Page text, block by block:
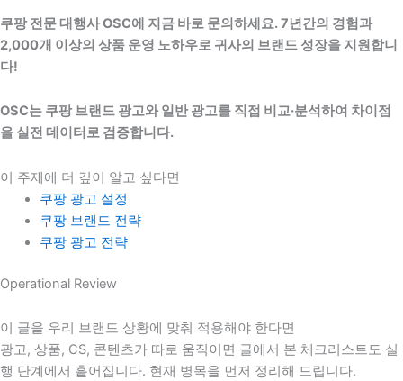
쿠팡 전문 대행사 OSC에 지금 바로 문의하세요. 7년간의 경험과
2,000개 이상의 상품 운영 노하우로 귀사의 브랜드 성장을 지원합니
다!
OSC는 쿠팡 브랜드 광고와 일반 광고를 직접 비교·분석하여 차이점
을 실전 데이터로 검증합니다.
이 주제에 더 깊이 알고 싶다면
쿠팡 광고 설정
쿠팡 브랜드 전략
쿠팡 광고 전략
Operational Review
이 글을 우리 브랜드 상황에 맞춰 적용해야 한다면
광고, 상품, CS, 콘텐츠가 따로 움직이면 글에서 본 체크리스트도 실
행 단계에서 흩어집니다. 현재 병목을 먼저 정리해 드립니다.